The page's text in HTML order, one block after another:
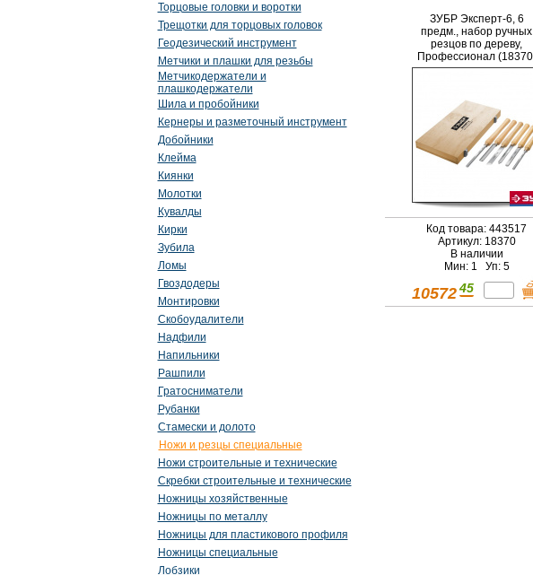
Торцовые головки и воротки
Трещотки для торцовых головок
Геодезический инструмент
Метчики и плашки для резьбы
Метчикодержатели и
плашкодержатели
Шила и пробойники
Кернеры и разметочный инструмент
Добойники
Клейма
Киянки
Молотки
Кувалды
Кирки
Зубила
Ломы
Гвоздодеры
Монтировки
Скобоудалители
Надфили
Напильники
Рашпили
Гратосниматели
Рубанки
Стамески и долото
Ножи и резцы специальные
Ножи строительные и технические
Скребки строительные и технические
Ножницы хозяйственные
Ножницы по металлу
Ножницы для пластикового профиля
Ножницы специальные
Лобзики
ЗУБР Эксперт-6, 6
предм., набор ручных
резцов по дереву,
Профессионал
Код товара: 443517
Артикул: 18370
В наличии
Мин: 1 Уп: 5
10572 45